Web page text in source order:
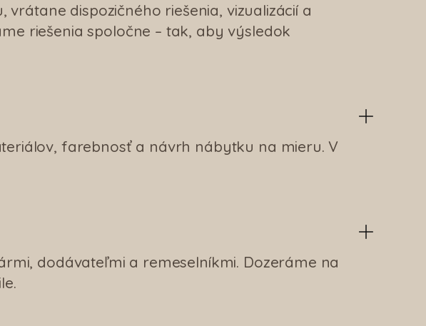
dispozičného riešenia, vizualizácií a
riešenia spoločne – tak, aby výsledok
farebnosť a návrh nábytku na mieru. V
dodávateľmi a remeselníkmi. Dozeráme na